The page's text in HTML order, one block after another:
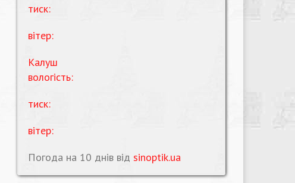
тиск:
вітер:
Калуш
вологість:
тиск:
вітер:
Погода на 10 днів від sinoptik.ua